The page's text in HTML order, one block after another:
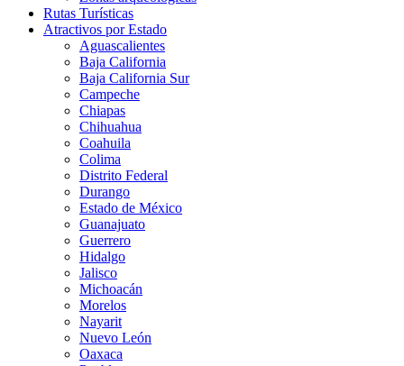
Rutas Turísticas
Atractivos por Estado
Aguascalientes
Baja California
Baja California Sur
Campeche
Chiapas
Chihuahua
Coahuila
Colima
Distrito Federal
Durango
Estado de México
Guanajuato
Guerrero
Hidalgo
Jalisco
Michoacán
Morelos
Nayarit
Nuevo León
Oaxaca